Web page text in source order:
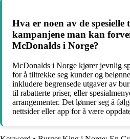
Hva er noen av de spesielle
kampanjene man kan
McDonalds i Norge?
McDonalds i Norge kjører jevnlig
for å tiltrekke seg kunder og
inkludere begrensede utgaver av
til rabatterte priser, eller
arrangementer. Det lønner seg å
nettsider eller app for å være